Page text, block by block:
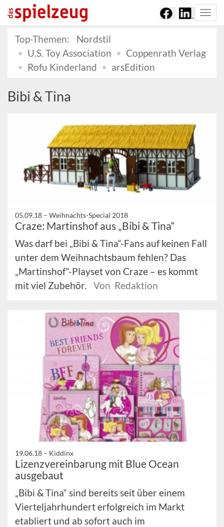
Top-Themen:
Nordstil
U.S. Toy Association
Coppenrath Verlag
Rofu Kinderland
arsEdition
Bibi & Tina
05.09.18 – Weihnachts-Special 2018
Craze: Martinshof aus „Bibi & Tina“
Was darf bei „Bibi & Tina“-Fans auf keinen Fall
unter dem Weihnachtsbaum fehlen? Das
„Martinshof“-Playset von Craze – es kommt
mit viel Zubehör.
Von Redaktion
19.06.18 – Kiddinx
Lizenzvereinbarung mit Blue Ocean
ausgebaut
„Bibi & Tina“ sind bereits seit über einem
Vierteljahrhundert erfolgreich im Markt
etabliert und ab sofort auch im